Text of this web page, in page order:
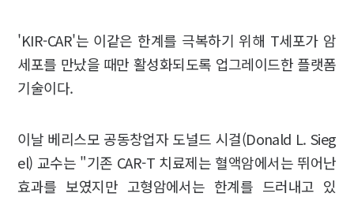
'KIR-CAR'는 이같은 한계를 극복하기 위해 T세포가 암
세포를 만났을 때만 활성화되도록 업그레이드한 플랫폼
기술이다.
이날 베리스모 공동창업자 도널드 시걸(Donald L. Sieg
el) 교수는 "기존 CAR-T 치료제는 혈액암에서는 뛰어난
효과를 보였지만 고형암에서는 한계를 드러내고 있